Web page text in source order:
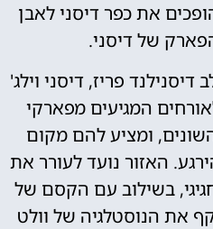
את כפר דיסני לאבן
של דיסני.
פריז, דיסני וילג'
המגיעים מפארקי
ומציע להם מקום
האזור נועד לעורר את
בשילוב עם הקסם של
את הנוסטלגיה של וולט